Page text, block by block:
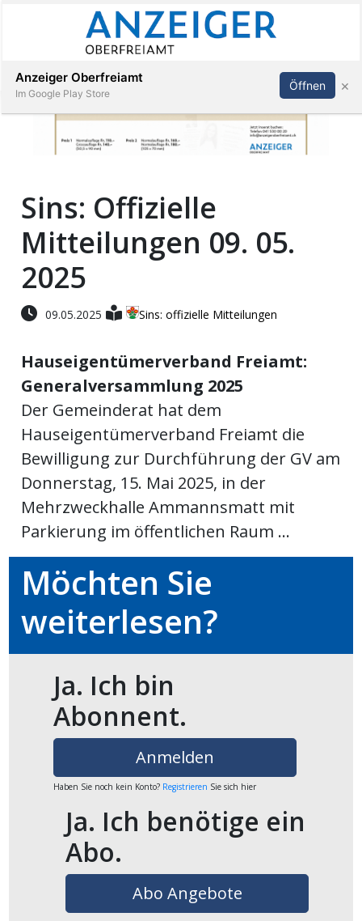
Veranstaltungen
Stellen
Paper
App
Auw
Auw:
offizielle
Mitteilungen
Abonnieren Anmelden
Sins: Offizielle
Mitteilungen 09. 05.
2025
09.05.2025 Sins: offizielle Mitteilungen
Hauseigentümerverband Freiamt:
Generalversammlung 2025
Der Gemeinderat hat dem
Hauseigentümerverband Freiamt die
Bewilligung zur Durchführung der GV am
Donnerstag, 15. Mai 2025, in der
Mehrzweckhalle Ammannsmatt mit
Parkierung im öffentlichen Raum ...
Möchten Sie
weiterlesen?
Ja. Ich bin
Abonnent.
Anmelden
Haben Sie noch kein Konto? Registrieren Sie sich hier
Ja. Ich benötige ein
Abo.
Abo Angebote
Anzeiger Oberfreiamt
Im Google Play Store
Öffnen ×